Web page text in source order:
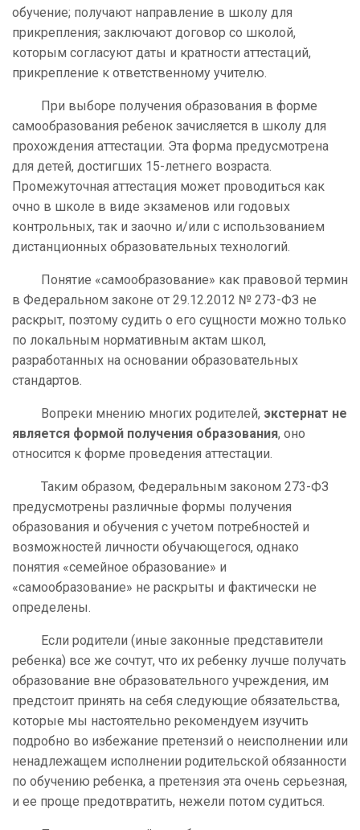
обучение; получают направление в школу для
прикрепления; заключают договор со школой,
которым согласуют даты и кратности аттестаций,
прикрепление к ответственному учителю.
При выборе получения образования в форме
самообразования ребенок зачисляется в школу для
прохождения аттестации. Эта форма предусмотрена
для детей, достигших 15-летнего возраста.
Промежуточная аттестация может проводиться как
очно в школе в виде экзаменов или годовых
контрольных, так и заочно и/или с использованием
дистанционных образовательных технологий.
Понятие «самообразование» как правовой термин
в Федеральном законе от 29.12.2012 № 273-ФЗ не
раскрыт, поэтому судить о его сущности можно только
по локальным нормативным актам школ,
разработанных на основании образовательных
стандартов.
Вопреки мнению многих родителей, экстернат не
является формой получения образования, оно
относится к форме проведения аттестации.
Таким образом, Федеральным законом 273-ФЗ
предусмотрены различные формы получения
образования и обучения с учетом потребностей и
возможностей личности обучающегося, однако
понятия «семейное образование» и
«самообразование» не раскрыты и фактически не
определены.
Если родители (иные законные представители
ребенка) все же сочтут, что их ребенку лучше получать
образование вне образовательного учреждения, им
предстоит принять на себя следующие обязательства,
которые мы настоятельно рекомендуем изучить
подробно во избежание претензий о неисполнении или
ненадлежащем исполнении родительской обязанности
по обучению ребенка, а претензия эта очень серьезная,
и ее проще предотвратить, нежели потом судиться.